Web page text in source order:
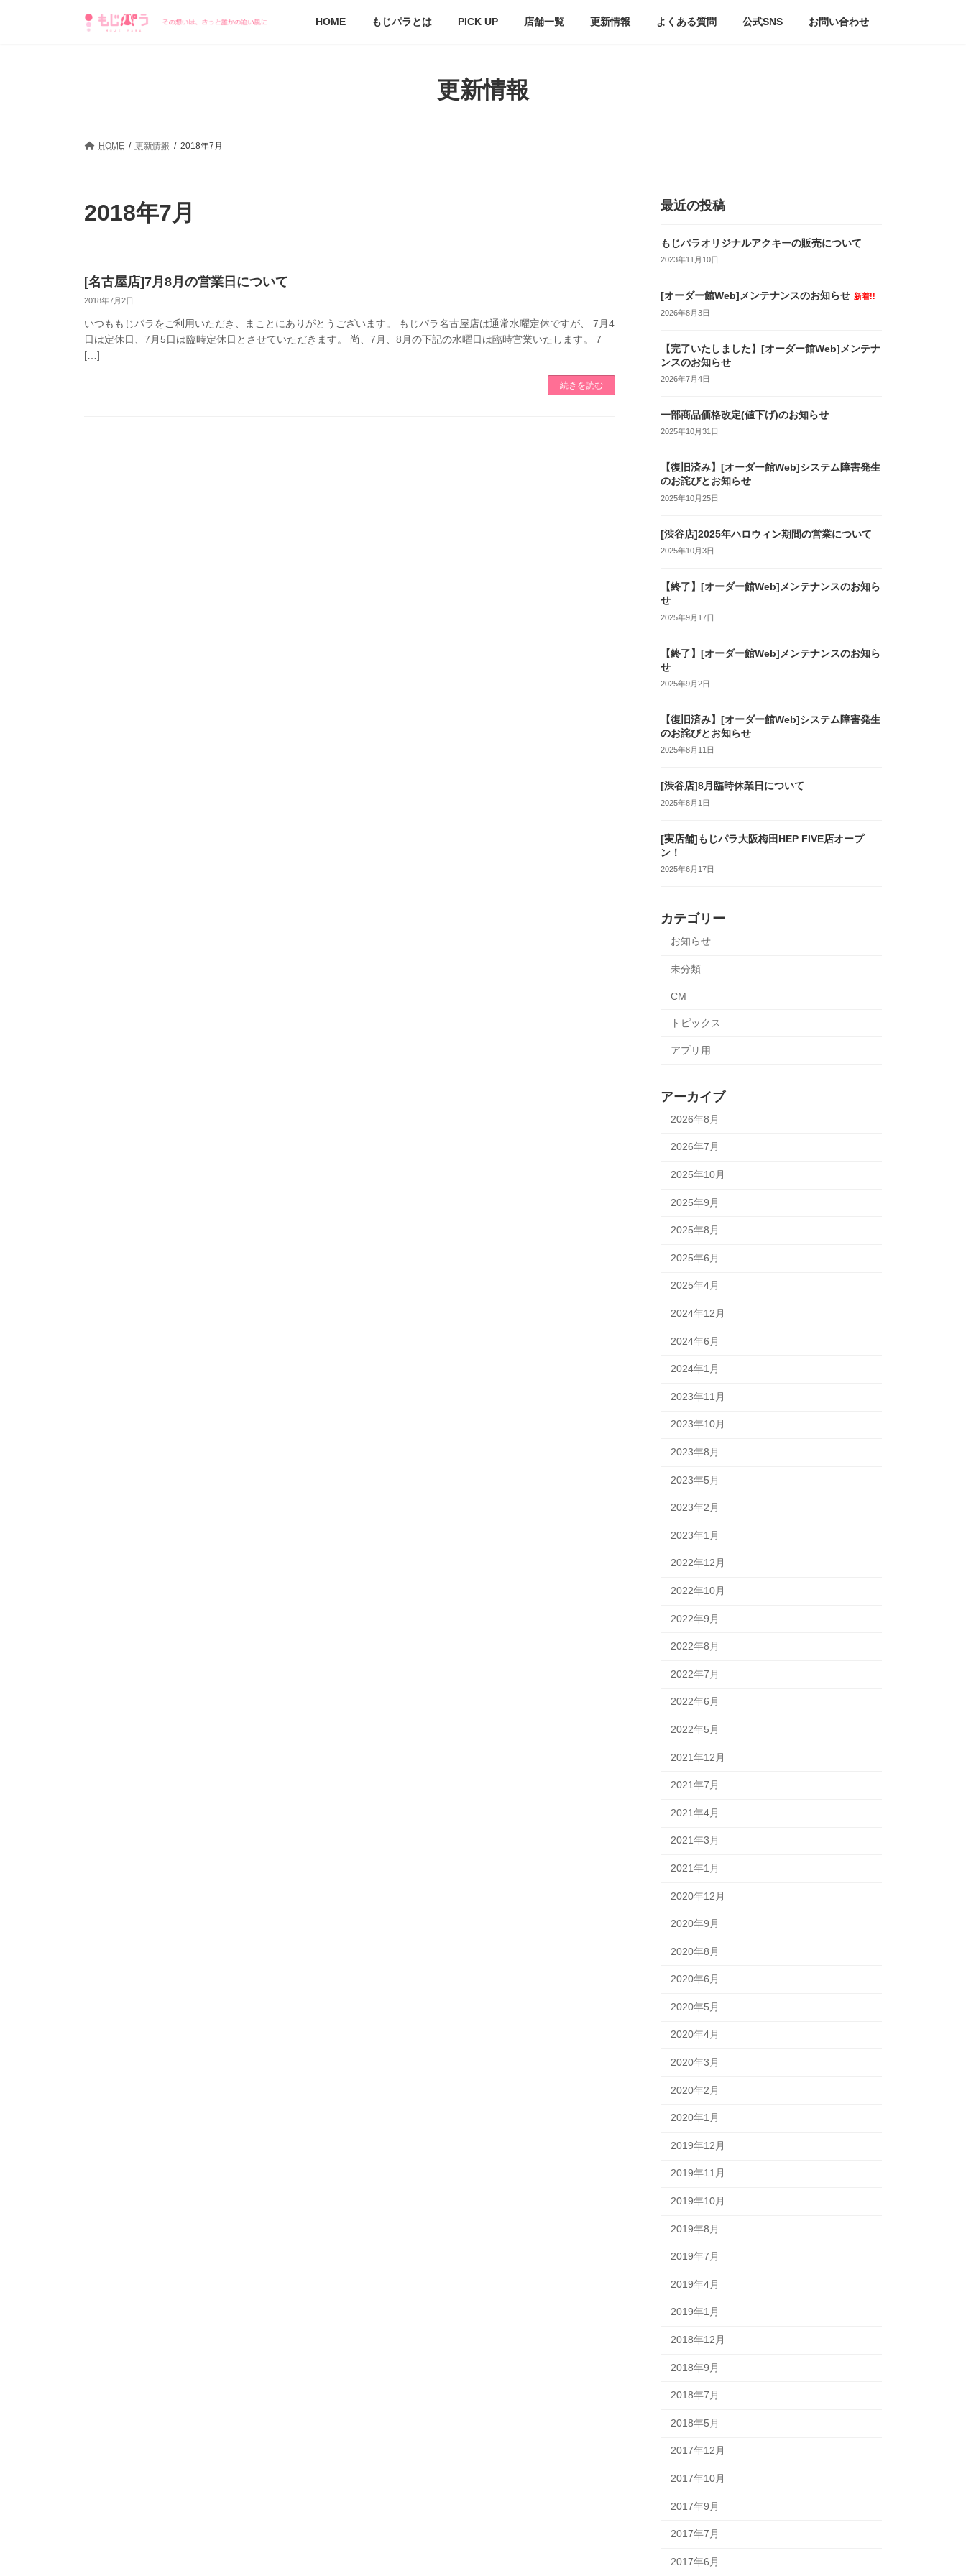
HOME もじパラとは PICK UP 店舗一覧 更新情報 よくある質問 公式SNS お問い合わせ
更新情報
HOME 更新情報 2018年7月
2018年7月
[名古屋店]7月8月の営業日について
2018年7月2日
いつももじパラをご利用いただき、まことにありがとうございます。 もじパラ名古屋店は通常水曜定休ですが、 7月4
日は定休日、7月5日は臨時定休日とさせていただきます。 尚、7月、8月の下記の水曜日は臨時営業いたします。 7
[…]
続きを読む
最近の投稿
もじパラオリジナルアクキーの販売について
2023年11月10日
[オーダー館Web]メンテナンスのお知らせ 新着!!
2026年8月3日
【完了いたしました】[オーダー館Web]メンテナ
ンスのお知らせ
2026年7月4日
一部商品価格改定(値下げ)のお知らせ
2025年10月31日
【復旧済み】[オーダー館Web]システム障害発生
のお詫びとお知らせ
2025年10月25日
[渋谷店]2025年ハロウィン期間の営業について
2025年10月3日
【終了】[オーダー館Web]メンテナンスのお知ら
せ
2025年9月17日
【終了】[オーダー館Web]メンテナンスのお知ら
せ
2025年9月2日
【復旧済み】[オーダー館Web]システム障害発生
のお詫びとお知らせ
2025年8月11日
[渋谷店]8月臨時休業日について
2025年8月1日
[実店舗]もじパラ大阪梅田HEP FIVE店オープ
ン！
2025年6月17日
カテゴリー
お知らせ
未分類
CM
トピックス
アプリ用
アーカイブ
2026年8月
2026年7月
2025年10月
2025年9月
2025年8月
2025年6月
2025年4月
2024年12月
2024年6月
2024年1月
2023年11月
2023年10月
2023年8月
2023年5月
2023年2月
2023年1月
2022年12月
2022年10月
2022年9月
2022年8月
2022年7月
2022年6月
2022年5月
2021年12月
2021年7月
2021年4月
2021年3月
2021年1月
2020年12月
2020年9月
2020年8月
2020年6月
2020年5月
2020年4月
2020年3月
2020年2月
2020年1月
2019年12月
2019年11月
2019年10月
2019年8月
2019年7月
2019年4月
2019年1月
2018年12月
2018年9月
2018年7月
2018年5月
2017年12月
2017年10月
2017年9月
2017年7月
2017年6月